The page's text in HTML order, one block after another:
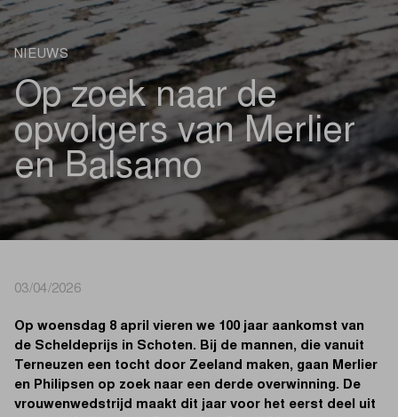
NIEUWS
Op zoek naar de
opvolgers van Merlier
en Balsamo
03/04/2026
Op woensdag 8 april vieren we 100 jaar aankomst van
de Scheldeprijs in Schoten. Bij de mannen, die vanuit
Terneuzen een tocht door Zeeland maken, gaan Merlier
en Philipsen op zoek naar een derde overwinning. De
vrouwenwedstrijd maakt dit jaar voor het eerst deel uit